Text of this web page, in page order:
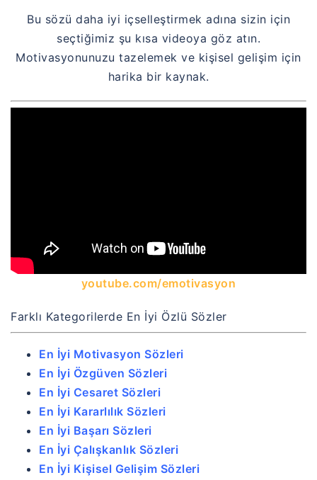
Bu sözü daha iyi içselleştirmek adına sizin için
seçtiğimiz şu kısa videoya göz atın.
Motivasyonunuzu tazelemek ve kişisel gelişim için
harika bir kaynak.
youtube.com/emotivasyon
Farklı Kategorilerde En İyi Özlü Sözler
En İyi Motivasyon Sözleri
En İyi Özgüven Sözleri
En İyi Cesaret Sözleri
En İyi Kararlılık Sözleri
En İyi Başarı Sözleri
En İyi Çalışkanlık Sözleri
En İyi Kişisel Gelişim Sözleri